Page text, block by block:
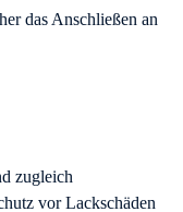
das Anschließen an
zugleich
vor Lackschäden